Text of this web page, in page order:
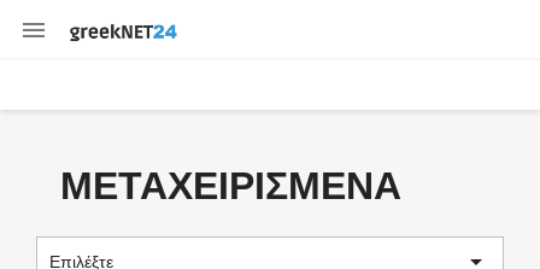

ΜΕΤΑΧΕΙΡΙΣΜΈΝΑ
Επιλέξτε 